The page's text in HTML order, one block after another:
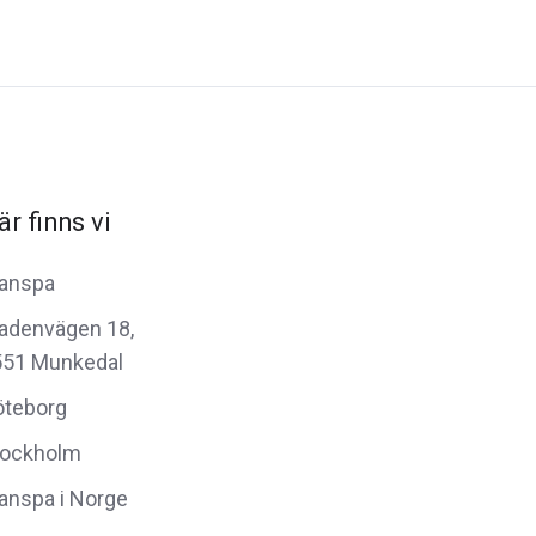
finns vi
18,
Munkedal
i Norge